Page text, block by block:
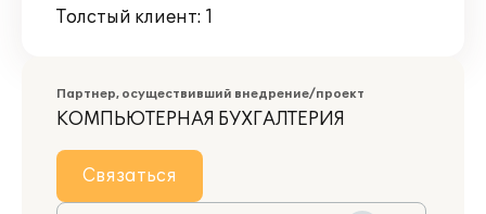
Толстый клиент: 1
Партнер, осуществивший внедрение/проект
КОМПЬЮТЕРНАЯ БУХГАЛТЕРИЯ
Связаться